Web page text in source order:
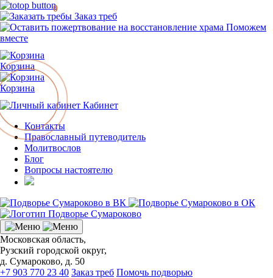
Заказ треб
Поможем
вместе
Корзина
Корзина
0
Кабинет
Контакты
Православный путеводитель
Молитвослов
Блог
Вопросы настоятелю
Московская область,
Рузский городской округ,
д. Сумароково, д. 50
+7 903 770 23 40 Заказ треб Помочь подворью